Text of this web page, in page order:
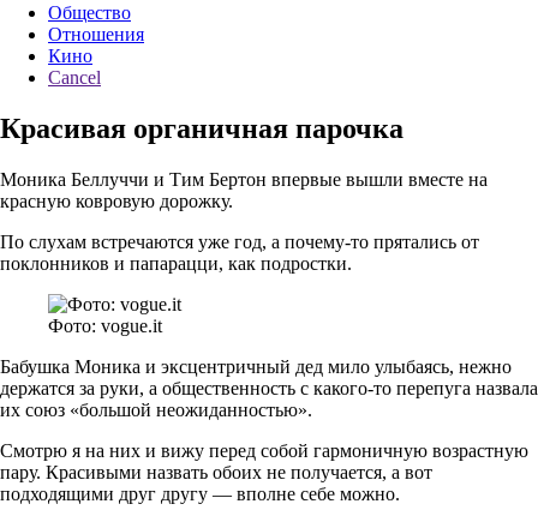
Общество
Отношения
Кино
Cancel
Красивая органичная парочка
Моника Беллуччи и Тим Бертон впервые вышли вместе на
красную ковровую дорожку.
По слухам встречаются уже год, а почему-то прятались от
поклонников и папарацци, как подростки.
Фото: vogue.it
Бабушка Моника и эксцентричный дед мило улыбаясь, нежно
держатся за руки, а общественность с какого-то перепуга назвала
их союз «большой неожиданностью».
Смотрю я на них и вижу перед собой гармоничную возрастную
пару. Красивыми назвать обоих не получается, а вот
подходящими друг другу — вполне себе можно.